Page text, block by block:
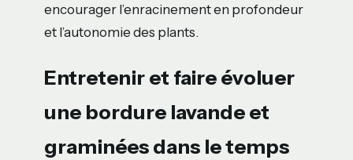
encourager l’enracinement en profondeur
et l’autonomie des plants.
Entretenir et faire évoluer
une bordure lavande et
graminées dans le temps